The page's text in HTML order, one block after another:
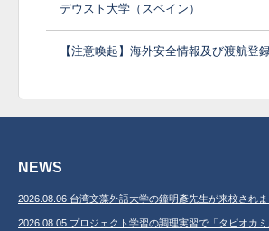
デウスト大学（スペイン）
【注意喚起】海外安全情報及び渡航登
NEWS
2026.08.06 台湾文藻外語大学の鐘明彥先生が来校され
2026.08.05 プロジェクト学習の調理実習で「タピオカ